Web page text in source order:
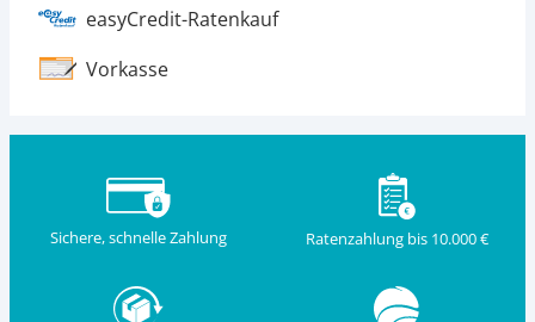
easyCredit-Ratenkauf
Vorkasse
Sichere, schnelle Zahlung Ratenzahlung bis 10.000 €